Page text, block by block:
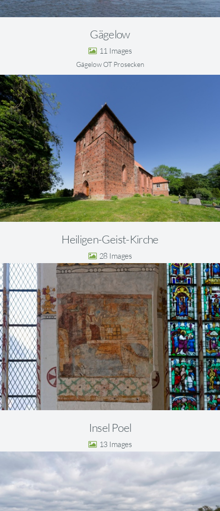
Gägelow
11
Gägelow OT Prosecken
Heiligen-Geist-Kirche
28
Insel Poel
13